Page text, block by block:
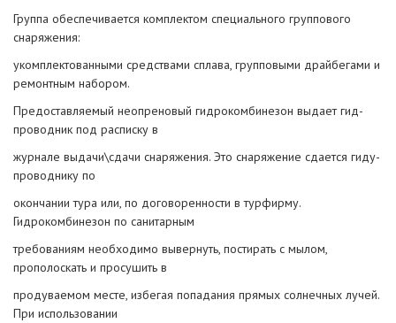
Группа обеспечивается комплектом специального группового
снаряжения:
укомплектованными средствами сплава, групповыми драйбегами и
ремонтным набором.
Предоставляемый неопреновый гидрокомбинезон выдает гид-
проводник под расписку в
журнале выдачи\сдачи снаряжения. Это снаряжение сдается гиду-
проводнику по
окончании тура или, по договоренности в турфирму.
Гидрокомбинезон по санитарным
требованиям необходимо вывернуть, постирать с мылом,
прополоскать и просушить в
продуваемом месте, избегая попадания прямых солнечных лучей.
При использовании